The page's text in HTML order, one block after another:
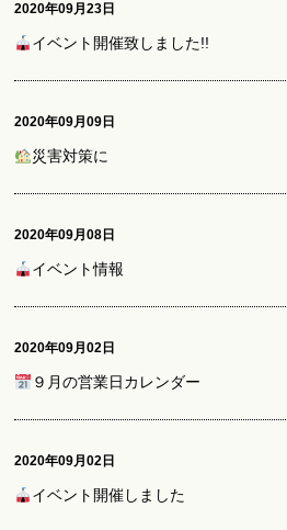
2020年09月23日
イベント開催致しました!!
2020年09月09日
災害対策に
2020年09月08日
イベント情報
2020年09月02日
９月の営業日カレンダー
2020年09月02日
イベント開催しました